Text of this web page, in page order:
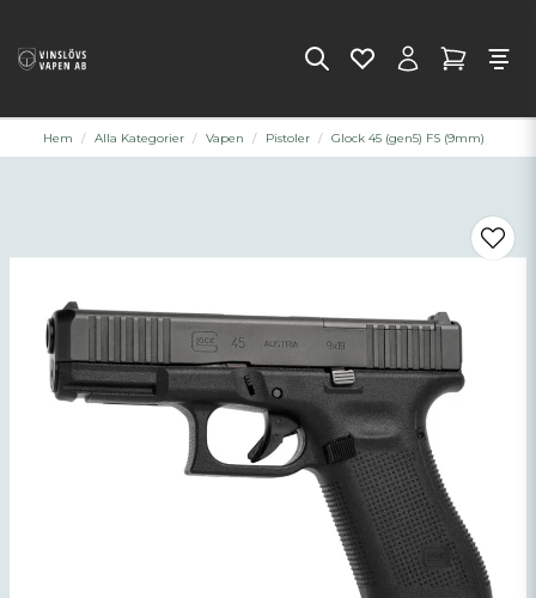
Hem Alla Kategorier Vapen Pistoler Glock 45 (gen5) FS (9mm)